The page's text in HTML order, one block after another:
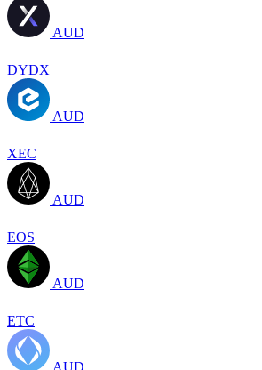
AUD
DYDX
AUD
XEC
AUD
EOS
AUD
ETC
AUD